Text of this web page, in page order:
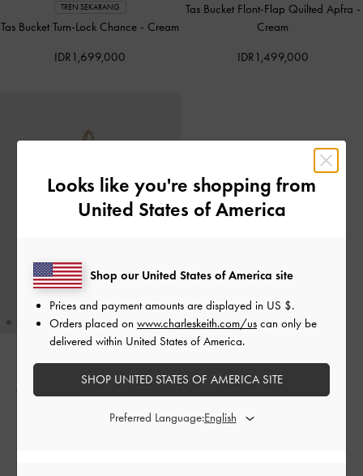
TREN SEKARANG
Tas Bucket Turn-Lock Chance - Cream
IDR1,699,000
Tas Bucket Flont-Flap Quilted Apfra -
Cream
IDR1,499,000
BACK IN STOCK
Tas Bahu Braided-Strap Woven
White
Looks like you're shopping from
United States of America
Shop our United States of America site
Prices and payment amounts are displayed in US $.
Orders placed on www.charleskeith.com/us can only be
delivered within United States of America.
SHOP UNITED STATES OF AMERICA SITE
Preferred Language: